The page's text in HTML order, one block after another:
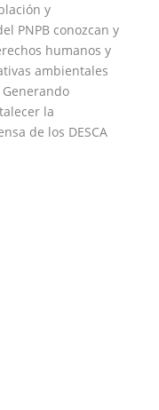
y
PNPB conozcan y
humanos y
ambientales
la
de los DESCA